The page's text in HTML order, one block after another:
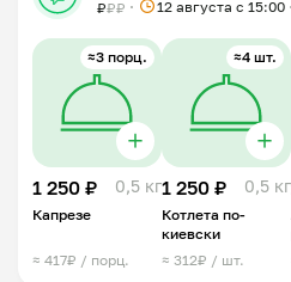
₽₽₽ 12 августа с 15:00
≈3 порц.
1 250 ₽ 0,5 кг
Капрезе
≈ 417₽ / порц.
≈4 шт.
1 250 ₽ 0,5 кг
Котлета по-
киевски
≈ 312₽ / шт.